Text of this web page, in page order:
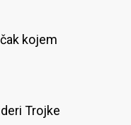
kojem
Trojke